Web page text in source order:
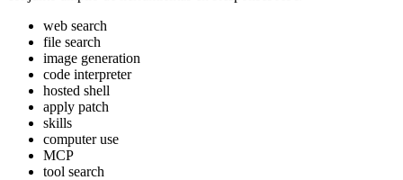
web search
file search
image generation
code interpreter
hosted shell
apply patch
skills
computer use
MCP
tool search